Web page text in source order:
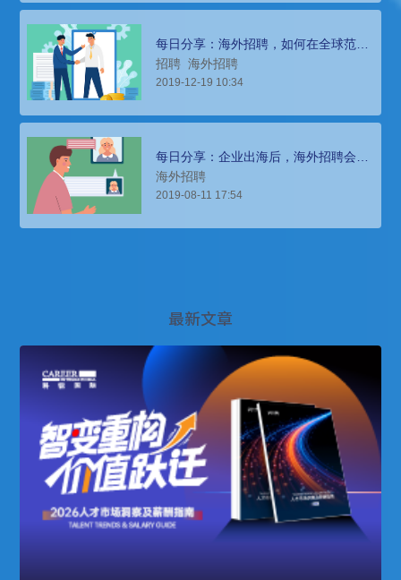
每日分享：海外招聘，如何在全球范围
内寻找最佳人才
招聘 海外招聘
2019-12-19 10:34
每日分享：企业出海后，海外招聘会面
临哪些难题？
海外招聘
2019-08-11 17:54
最新文章